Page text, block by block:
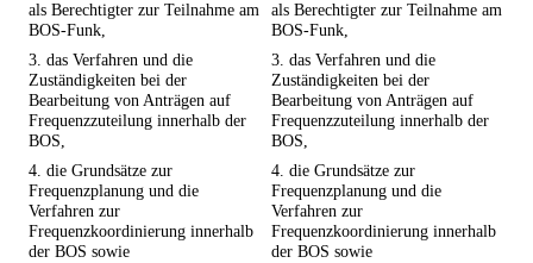
als Berechtigter zur Teilnahme am
BOS-Funk,
als Berechtigter zur Teilnahme am
BOS-Funk,
3. das Verfahren und die
Zuständigkeiten bei der
Bearbeitung von Anträgen auf
Frequenzzuteilung innerhalb der
BOS,
3. das Verfahren und die
Zuständigkeiten bei der
Bearbeitung von Anträgen auf
Frequenzzuteilung innerhalb der
BOS,
4. die Grundsätze zur
Frequenzplanung und die
Verfahren zur
Frequenzkoordinierung innerhalb
der BOS sowie
4. die Grundsätze zur
Frequenzplanung und die
Verfahren zur
Frequenzkoordinierung innerhalb
der BOS sowie